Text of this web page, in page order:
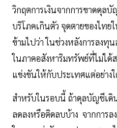
วิกฤตการเงินจากการขาดดุล
บริโภคเกินตัว จุดตายของไทย
ข้ามไปว่า ในช่วงหลังการลงทุ
ในภาคอสังหาริมทรัพย์ที่ไม่ได้ส
แข่งขันให้กับประเทศแต่อย่าง
สำหรับในรอบนี้ ถ้าดุลบัญชีเดิ
ลดลงหรือติดลบบ้าง จากการ